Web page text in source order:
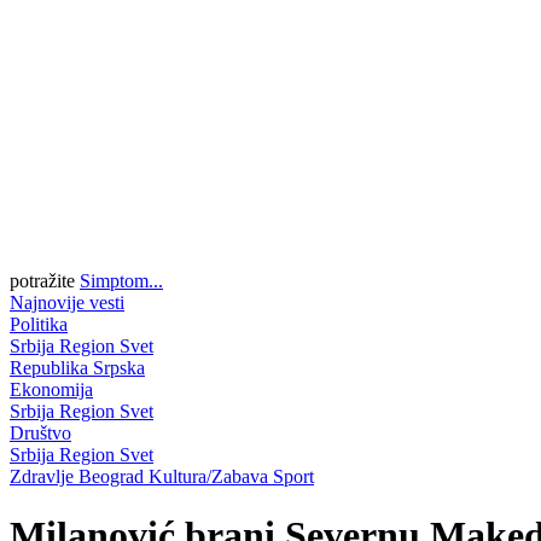
potražite Simptom...
Najnovije vesti
Politika
Srbija Region Svet
Republika Srpska
Ekonomija
Srbija Region Svet
Društvo
Srbija Region Svet
Zdravlje Beograd Kultura/Zabava Sport